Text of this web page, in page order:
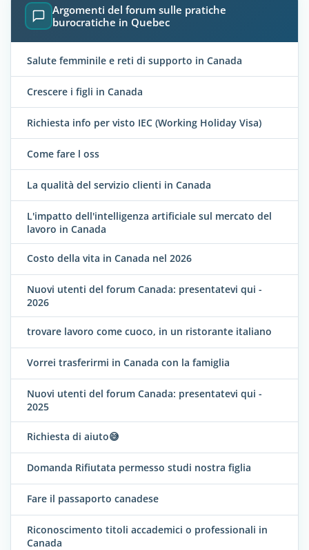
Argomenti del forum sulle pratiche
burocratiche in Quebec
Salute femminile e reti di supporto in Canada
Crescere i figli in Canada
Richiesta info per visto IEC (Working Holiday Visa)
Come fare l oss
La qualità del servizio clienti in Canada
L'impatto dell'intelligenza artificiale sul mercato del
lavoro in Canada
Costo della vita in Canada nel 2026
Nuovi utenti del forum Canada: presentatevi qui -
2026
trovare lavoro come cuoco, in un ristorante italiano
Vorrei trasferirmi in Canada con la famiglia
Nuovi utenti del forum Canada: presentatevi qui -
2025
Richiesta di aiuto😅
Domanda Rifiutata permesso studi nostra figlia
Fare il passaporto canadese
Riconoscimento titoli accademici o professionali in
Canada